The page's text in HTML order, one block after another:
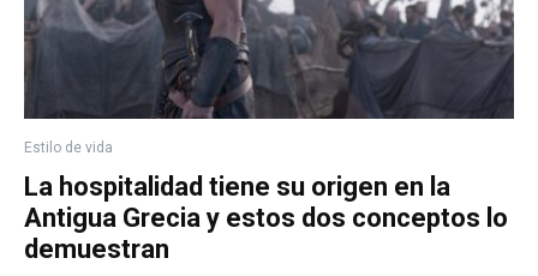
Estilo de vida
La hospitalidad tiene su origen en la
Antigua Grecia y estos dos conceptos lo
demuestran